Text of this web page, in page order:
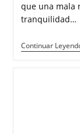
que una mala
tranquilidad…
Continuar